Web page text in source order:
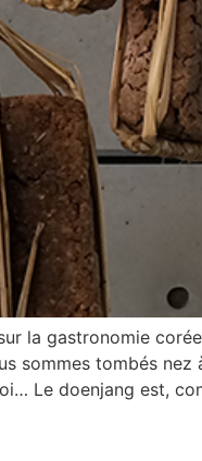
la gastronomie
sommes tombés nez
Le doenjang est,